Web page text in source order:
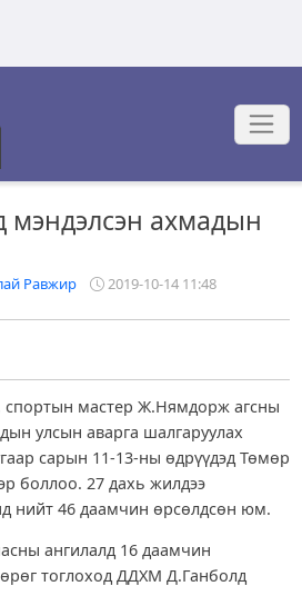
мэндэлсэн ахмадын
Равжир 2019-10-14 11:48
спортын мастер Ж.Нямдорж агсны
улсын аварга шалгаруулах
сарын 11-13-ны өдрүүдэд Төмөр
боллоо. 27 дахь жилдээ
нийт 46 даамчин өрсөлдсөн юм.
ангилалд 16 даамчин
тоглоход ДДХМ Д.Ганболд